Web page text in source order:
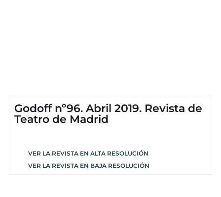
Godoff nº96. Abril 2019. Revista de
Teatro de Madrid
VER LA REVISTA EN ALTA RESOLUCIÓN
VER LA REVISTA EN BAJA RESOLUCIÓN